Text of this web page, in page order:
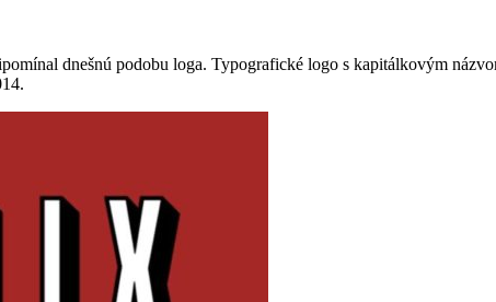
dnešnú podobu loga. Typografické logo s kapitálkovým